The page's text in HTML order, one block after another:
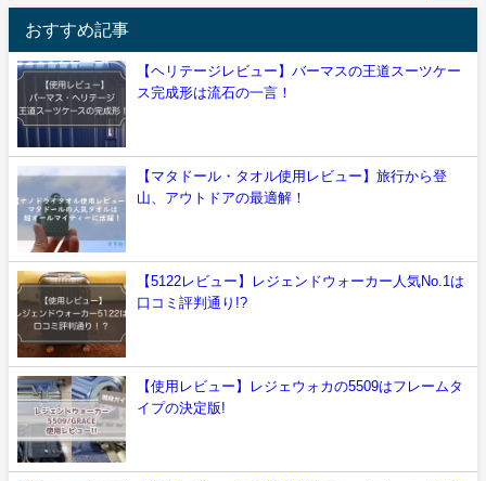
おすすめ記事
【ヘリテージレビュー】バーマスの王道スーツケー
ス完成形は流石の一言！
【マタドール・タオル使用レビュー】旅行から登
山、アウトドアの最適解！
【5122レビュー】レジェンドウォーカー人気No.1は
口コミ評判通り!?
【使用レビュー】レジェウォカの5509はフレームタ
イプの決定版!